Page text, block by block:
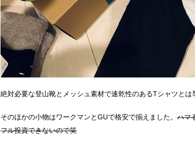
絶対必要な登山靴とメッシュ素材で速乾性のあるTシャツとは
そのほかの小物はワークマンとGUで格安で揃えました。 ハマ
フル投資できないので笑